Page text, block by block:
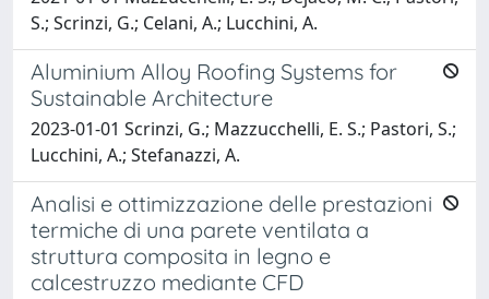
S.; Scrinzi, G.; Celani, A.; Lucchini, A.
Aluminium Alloy Roofing Systems for
Sustainable Architecture
2023-01-01 Scrinzi, G.; Mazzucchelli, E. S.; Pastori, S.;
Lucchini, A.; Stefanazzi, A.
Analisi e ottimizzazione delle prestazioni
termiche di una parete ventilata a
struttura composita in legno e
calcestruzzo mediante CFD